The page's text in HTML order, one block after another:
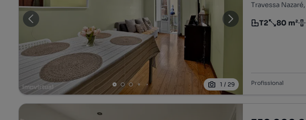
1 / 29
Travessa
Tipologia
T2
Preço por80 m²
Andar
Profissional